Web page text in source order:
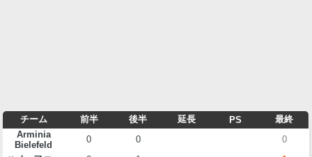
チーム 前半 後半 延長 PS
最終
Arminia
Bielefeld
0 0
0